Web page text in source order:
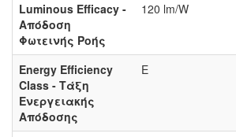
Luminous Efficacy -
Απόδοση
Φωτεινής Ροής
120 lm/W
Energy Efficiency
Class - Τάξη
Ενεργειακής
Απόδοσης
E